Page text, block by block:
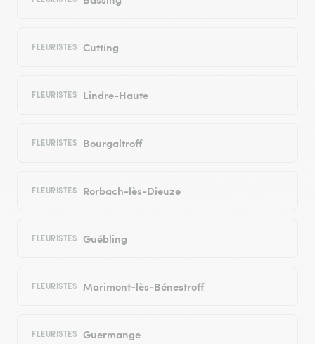
FLEURISTES Cutting
FLEURISTES Lindre-Haute
FLEURISTES Bourgaltroff
FLEURISTES Rorbach-lès-Dieuze
FLEURISTES Guébling
FLEURISTES Marimont-lès-Bénestroff
FLEURISTES Guermange